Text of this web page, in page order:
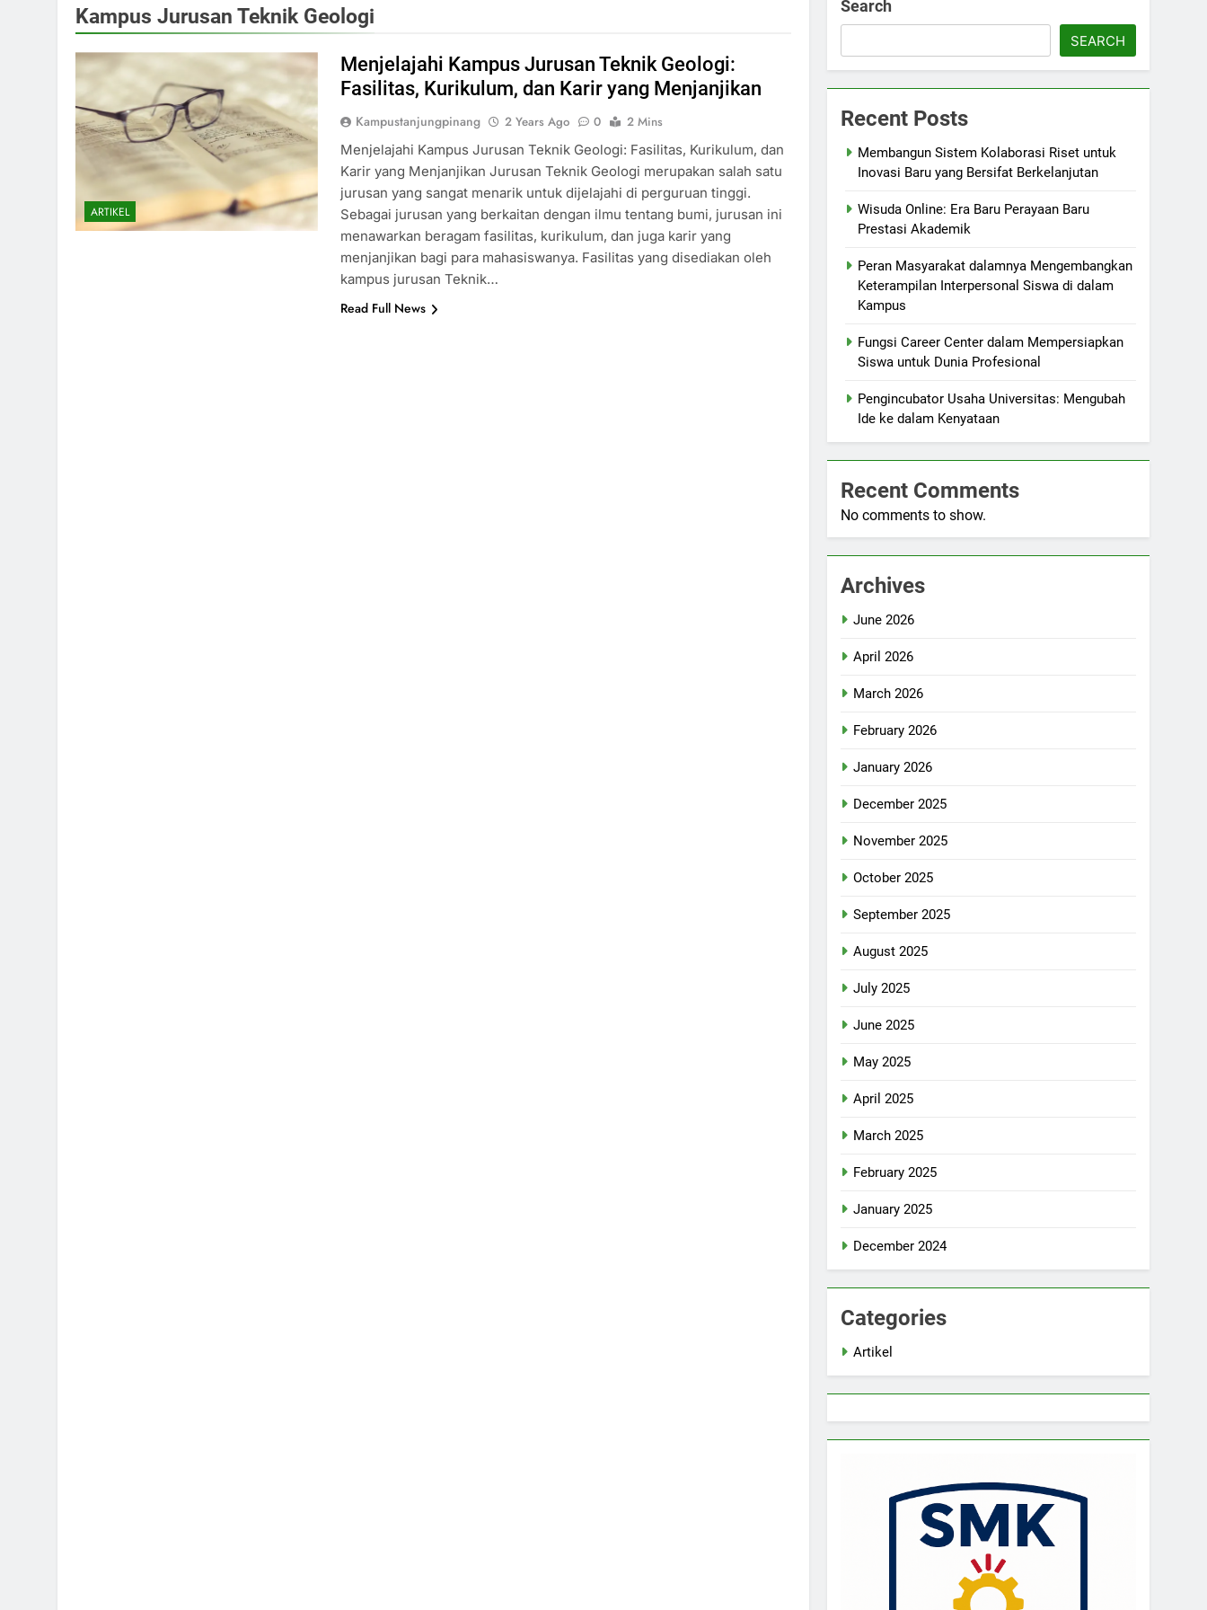
Kampus Jurusan Teknik Geologi
ARTIKEL
Menjelajahi Kampus Jurusan Teknik Geologi:
Fasilitas, Kurikulum, dan Karir yang Menjanjikan
Kampustanjungpinang 2 Years Ago 0
2 Mins
Menjelajahi Kampus Jurusan Teknik Geologi: Fasilitas, Kurikulum, dan
Karir yang Menjanjikan Jurusan Teknik Geologi merupakan salah satu
jurusan yang sangat menarik untuk dijelajahi di perguruan tinggi.
Sebagai jurusan yang berkaitan dengan ilmu tentang bumi, jurusan ini
menawarkan beragam fasilitas, kurikulum, dan juga karir yang
menjanjikan bagi para mahasiswanya. Fasilitas yang disediakan oleh
kampus jurusan Teknik…
Read Full News
Search
SEARCH
Recent Posts
Membangun Sistem Kolaborasi Riset untuk
Inovasi Baru yang Bersifat Berkelanjutan
Wisuda Online: Era Baru Perayaan Baru
Prestasi Akademik
Peran Masyarakat dalamnya Mengembangkan
Keterampilan Interpersonal Siswa di dalam
Kampus
Fungsi Career Center dalam Mempersiapkan
Siswa untuk Dunia Profesional
Pengincubator Usaha Universitas: Mengubah
Ide ke dalam Kenyataan
Recent Comments
No comments to show.
Archives
June 2026
April 2026
March 2026
February 2026
January 2026
December 2025
November 2025
October 2025
September 2025
August 2025
July 2025
June 2025
May 2025
April 2025
March 2025
February 2025
January 2025
December 2024
Categories
Artikel